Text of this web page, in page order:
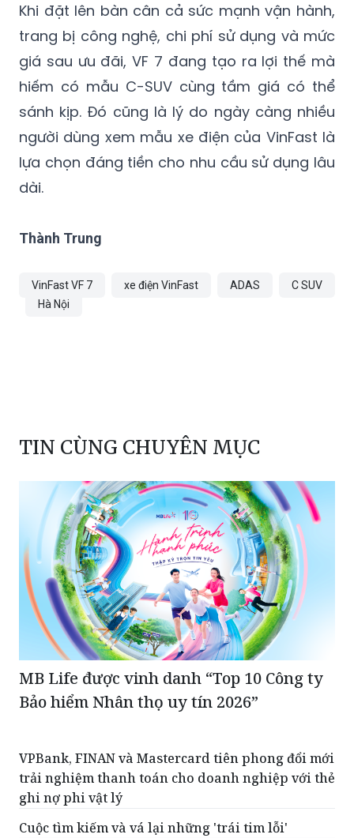
Khi đặt lên bàn cân cả sức mạnh vận hành,
trang bị công nghệ, chi phí sử dụng và mức
giá sau ưu đãi, VF 7 đang tạo ra lợi thế mà
hiếm có mẫu C-SUV cùng tầm giá có thể
sánh kịp. Đó cũng là lý do ngày càng nhiều
người dùng xem mẫu xe điện của VinFast là
lựa chọn đáng tiền cho nhu cầu sử dụng lâu
dài.
Thành Trung
VinFast VF 7 xe điện VinFast ADAS
C SUV
Hà Nội
TIN CÙNG CHUYÊN MỤC
MB Life được vinh danh “Top 10 Công ty
Bảo hiểm Nhân thọ uy tín 2026”
VPBank, FINAN và Mastercard tiên phong đổi mới
trải nghiệm thanh toán cho doanh nghiệp với thẻ
ghi nợ phi vật lý
Cuộc tìm kiếm và vá lại những 'trái tim lỗi'